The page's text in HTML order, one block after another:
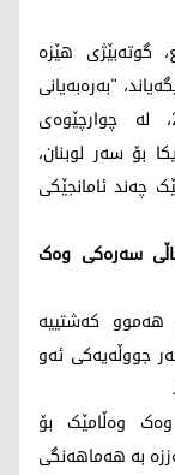
گوتەبێژی هێزە
"بەرەبەیانی
ئەمڕۆ دووشەممە، 8ی حوزەیرانی 2026، لە چوارچێوەی
بۆ سەر لوبنان،
چەند ئامانجێکی
سەرەکی وەک
هەموو کەشتییە
جووڵەیەکی ئەو
وەک وەڵامێک بۆ
بە هەماهەنگی